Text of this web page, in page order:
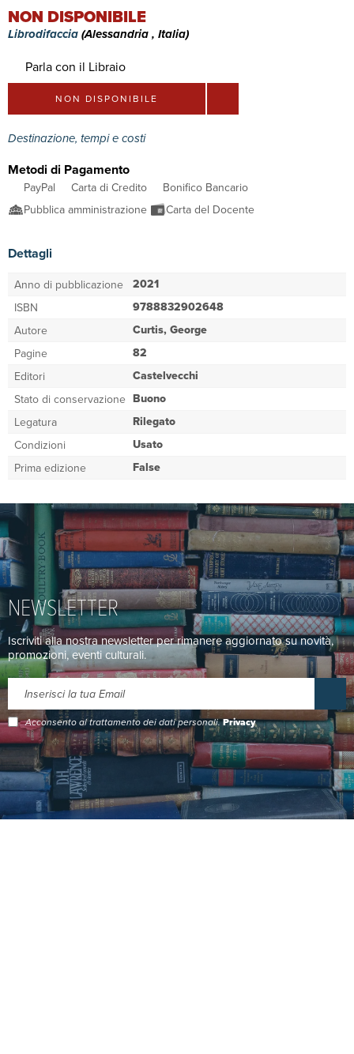
NON DISPONIBILE
Librodifaccia(Alessandria , Italia)
Parla con il Libraio
NON DISPONIBILE
Destinazione, tempi e costi
Metodi di Pagamento
PayPal Carta di Credito
Bonifico Bancario
Pubblica amministrazione
Carta del Docente
Dettagli
Anno di pubblicazione 2021
ISBN 9788832902648
Autore Curtis, George
Pagine 82
Editori Castelvecchi
Stato di conservazione Buono
Legatura Rilegato
Condizioni Usato
Prima edizione False
NEWSLETTER
Iscriviti alla nostra newsletter per rimanere aggiornato su novità,
promozioni, eventi culturali.
Acconsento al trattamento dei dati personali.Privacy